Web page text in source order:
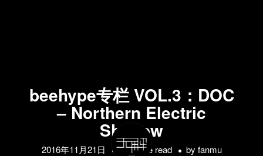
beehype专栏 VOL.3：DOC
– Northern Electric
Shadow
2016年11月21日 1 minute read by fanmu